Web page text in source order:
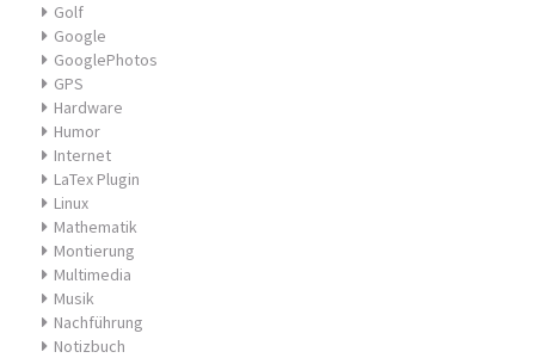
Golf
Google
GooglePhotos
GPS
Hardware
Humor
Internet
LaTex Plugin
Linux
Mathematik
Montierung
Multimedia
Musik
Nachführung
Notizbuch